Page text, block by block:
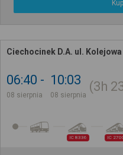
Ciechocinek D.A. ul. Kolejowa
06:40
08 sierpnia
10:03
08 sierpnia
3h
IC 8336 IC